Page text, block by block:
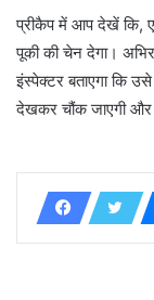
प्रीकैप में आप देखें कि,
पूकी की चेन देगा।
इंस्पेक्टर बताएगा कि
देखकर चौंक जाएगी और